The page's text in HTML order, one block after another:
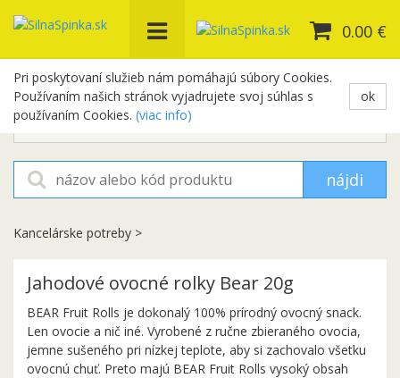
Pri poskytovaní služieb nám pomáhajú súbory Cookies.
Používaním našich stránok vyjadrujete svoj súhlas s
používaním Cookies. (viac info)
ok
0.00 €
+421 948 654 329
objednavky@silnaspinka.sk
nájdi
Kancelárske potreby >
Jahodové ovocné rolky Bear 20g
BEAR Fruit Rolls je dokonalý 100% prírodný ovocný snack.
Len ovocie a nič iné. Vyrobené z ručne zbieraného ovocia,
jemne sušeného pri nízkej teplote, aby si zachovalo všetku
ovocnú chuť. Preto majú BEAR Fruit Rolls vysoký obsah